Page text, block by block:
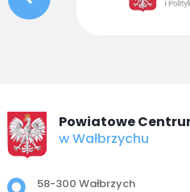
Powiatowe
w Wałbrzychu
Adres pocztowy:
58-300 Wałbrzych